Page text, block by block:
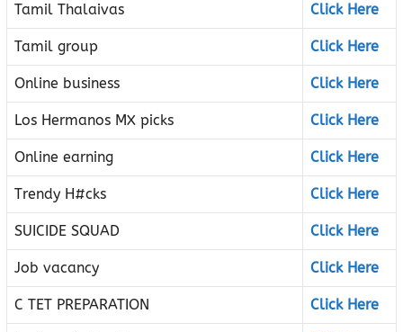
Tamil Thalaivas Click Here
Tamil group Click Here
Online business Click Here
Los Hermanos MX picks Click Here
Online earning Click Here
Trendy H#cks Click Here
SUICIDE SQUAD Click Here
Job vacancy Click Here
C TET PREPARATION Click Here